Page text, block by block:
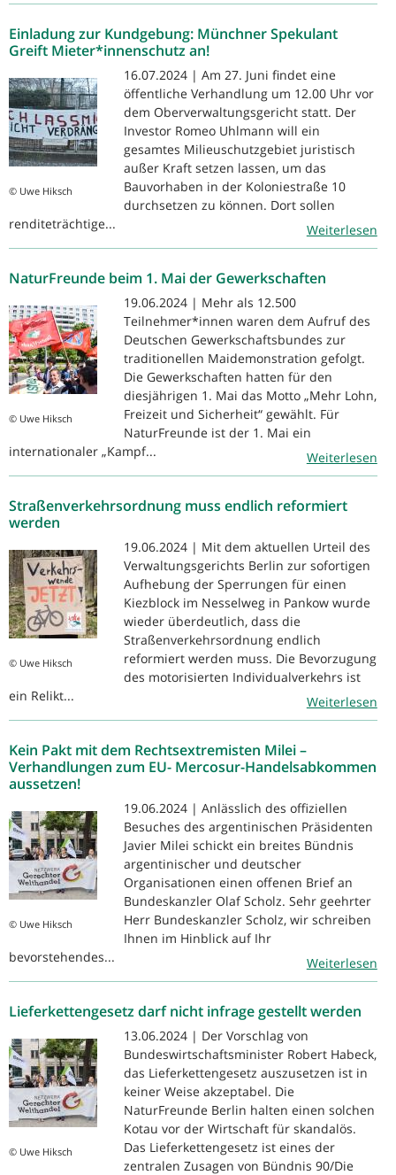
Einladung zur Kundgebung: Münchner Spekulant
Greift Mieter*innenschutz an!
© Uwe Hiksch
16.07.2024 | Am 27. Juni findet eine
öffentliche Verhandlung um 12.00 Uhr vor
dem Oberverwaltungsgericht statt. Der
Investor Romeo Uhlmann will ein
gesamtes Milieuschutzgebiet juristisch
außer Kraft setzen lassen, um das
Bauvorhaben in der Koloniestraße 10
durchsetzen zu können. Dort sollen
renditeträchtige...
Weiterlesen
NaturFreunde beim 1. Mai der Gewerkschaften
© Uwe Hiksch
19.06.2024 | Mehr als 12.500
Teilnehmer*innen waren dem Aufruf des
Deutschen Gewerkschaftsbundes zur
traditionellen Maidemonstration gefolgt.
Die Gewerkschaften hatten für den
diesjährigen 1. Mai das Motto „Mehr Lohn,
Freizeit und Sicherheit“ gewählt. Für
NaturFreunde ist der 1. Mai ein
internationaler „Kampf...
Weiterlesen
Straßenverkehrsordnung muss endlich reformiert
werden
© Uwe Hiksch
19.06.2024 | Mit dem aktuellen Urteil des
Verwaltungsgerichts Berlin zur sofortigen
Aufhebung der Sperrungen für einen
Kiezblock im Nesselweg in Pankow wurde
wieder überdeutlich, dass die
Straßenverkehrsordnung endlich
reformiert werden muss. Die Bevorzugung
des motorisierten Individualverkehrs ist
ein Relikt...
Weiterlesen
Kein Pakt mit dem Rechtsextremisten Milei –
Verhandlungen zum EU- Mercosur-Handelsabkommen
aussetzen!
© Uwe Hiksch
19.06.2024 | Anlässlich des offiziellen
Besuches des argentinischen Präsidenten
Javier Milei schickt ein breites Bündnis
argentinischer und deutscher
Organisationen einen offenen Brief an
Bundeskanzler Olaf Scholz. Sehr geehrter
Herr Bundeskanzler Scholz, wir schreiben
Ihnen im Hinblick auf Ihr
bevorstehendes...
Weiterlesen
Lieferkettengesetz darf nicht infrage gestellt werden
© Uwe Hiksch
13.06.2024 | Der Vorschlag von
Bundeswirtschaftsminister Robert Habeck,
das Lieferkettengesetz auszusetzen ist in
keiner Weise akzeptabel. Die
NaturFreunde Berlin halten einen solchen
Kotau vor der Wirtschaft für skandalös.
Das Lieferkettengesetz ist eines der
zentralen Zusagen von Bündnis 90/Die